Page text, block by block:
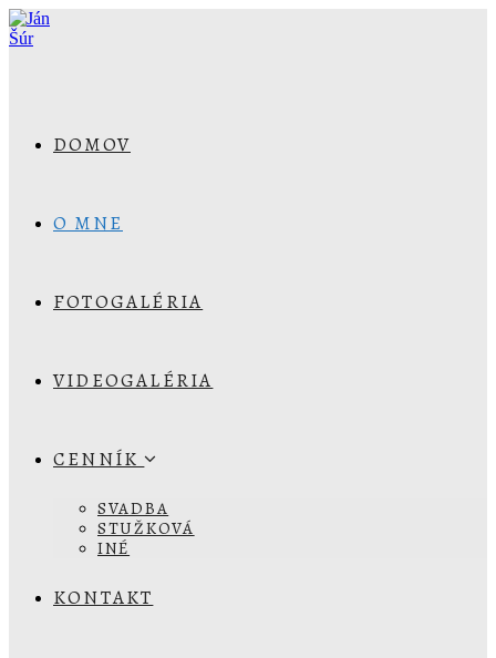
DOMOV
O MNE
FOTOGALÉRIA
VIDEOGALÉRIA
CENNÍK
SVADBA
STUŽKOVÁ
INÉ
KONTAKT